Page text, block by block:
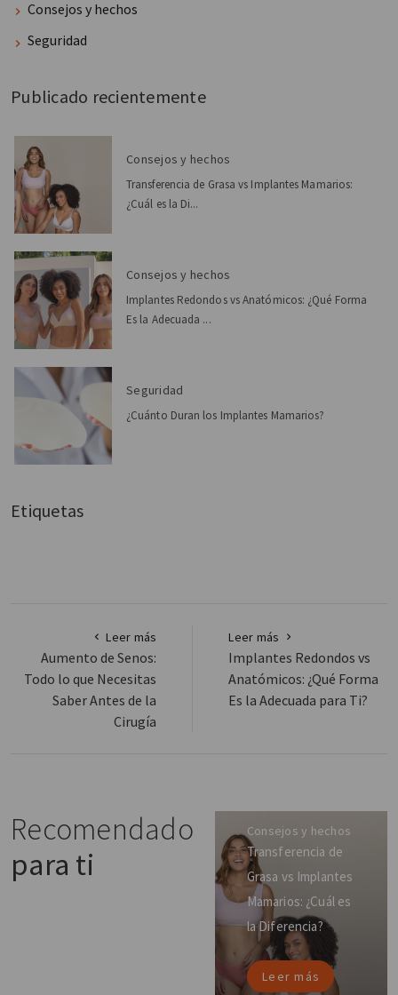
Consejos y hechos
Seguridad
Publicado recientemente
Consejos y hechos
Transferencia de Grasa vs Implantes Mamarios:
¿Cuál es la Di...
Consejos y hechos
Implantes Redondos vs Anatómicos: ¿Qué Forma
Es la Adecuada ...
Seguridad
¿Cuánto Duran los Implantes Mamarios?
Etiquetas
Leer más
Aumento de Senos:
Todo lo que Necesitas
Saber Antes de la
Cirugía
Leer más
Implantes Redondos vs
Anatómicos: ¿Qué Forma
Es la Adecuada para Ti?
Recomendado
para ti
Consejos y hechos
Transferencia de
Grasa vs Implantes
Mamarios: ¿Cuál es
la Diferencia?
Leer más